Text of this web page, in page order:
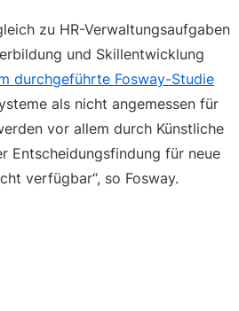
zu HR-Verwaltungsaufgaben
und Skillentwicklung
durchgeführte Fosway-Studie
als nicht angemessen für
vor allem durch Künstliche
Entscheidungsfindung für neue
verfügbar“, so Fosway.